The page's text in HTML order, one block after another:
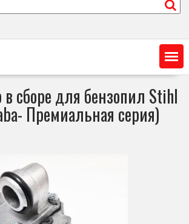
в сборе для бензопил Stihl
Премиальная серия)